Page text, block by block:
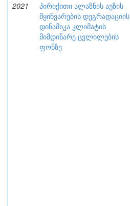
2021
პირიქითი ალაზნის აუზის
მყინვარების დეგრადაციის
დინამიკა კლიმატის
მიმდინარე ცვლილების
ფონზე